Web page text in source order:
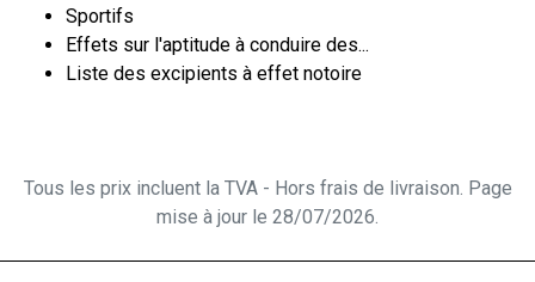
Sportifs
Effets sur l'aptitude à conduire des...
Liste des excipients à effet notoire
Tous les prix incluent la TVA - Hors frais de livraison. Page
mise à jour le 28/07/2026.